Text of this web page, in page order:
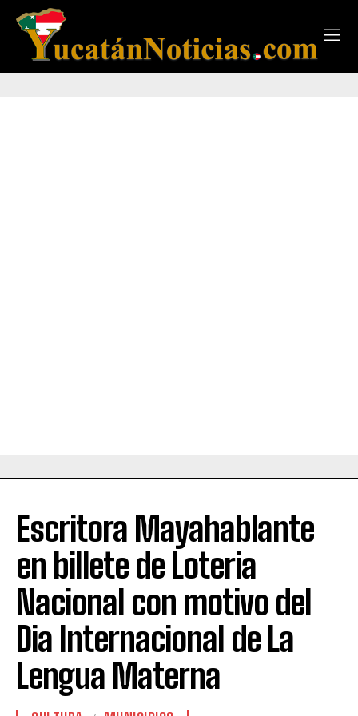
Escritora Mayahablante
en billete de Loteria
Nacional con motivo del
Dia Internacional de La
Lengua Materna